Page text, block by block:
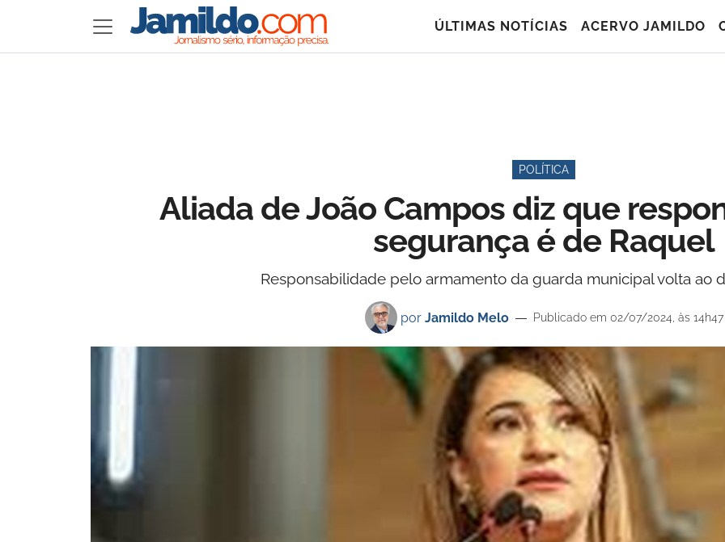
ÚLTIMAS NOTÍCIAS ACERVO JAMILDO
POLÍTICA
Aliada de João Campos diz que
segurança é de Raquel
Responsabilidade pelo armamento da guarda municipal volta ao
por Jamildo Melo Publicado em 02/07/2024, às 14h47